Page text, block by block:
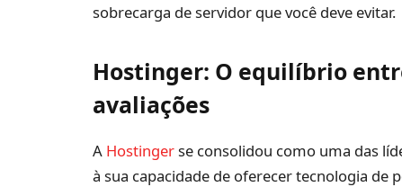
sobrecarga de servidor que você deve evitar.
Hostinger: O equilíbrio
avaliações
A Hostingerse consolidou como uma das
à sua capacidade de oferecer tecnologia de